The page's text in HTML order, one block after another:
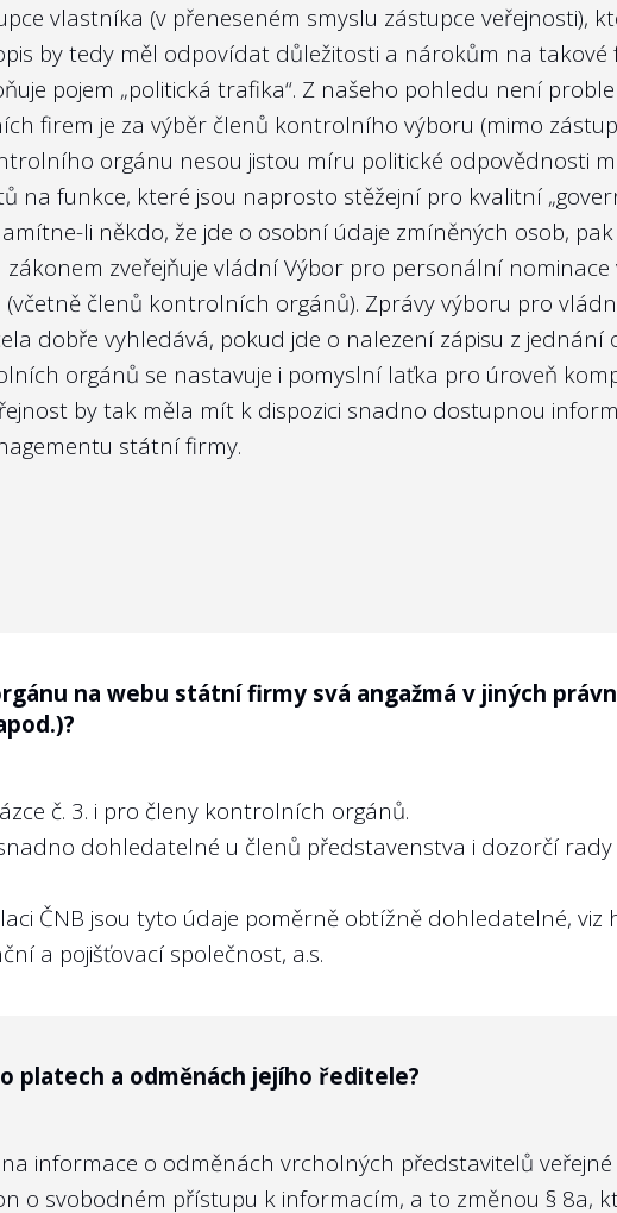
veřejnost působit na politickou reprezentaci, aby
KPI, je zveřejnění dosažených hodnot obranou před
vlastníka (v přeneseném smyslu zástupce veřejnosti),
by tedy měl odpovídat důležitosti a nárokům na takové
pojem „politická trafika“. Z našeho pohledu není
firem je za výběr členů kontrolního výboru (mimo
orgánu nesou jistou míru politické odpovědnosti
na funkce, které jsou naprosto stěžejní pro kvalitní
li někdo, že jde o osobní údaje zmíněných osob,
zveřejňuje vládní Výbor pro personální nominace
členů kontrolních orgánů). Zprávy výboru pro
dobře vyhledává, pokud jde o nalezení zápisu z
orgánů se nastavuje i pomyslní laťka pro úroveň
by tak měla mít k dispozici snadno dostupnou
státní firmy.
na webu státní firmy svá angažmá v jiných
č. 3. i pro členy kontrolních orgánů.
dohledatelné u členů představenstva i dozorčí
ČNB jsou tyto údaje poměrně obtížně dohledatelné, viz
a pojišťovací společnost, a.s.
platech a odměnách jejího ředitele?
informace o odměnách vrcholných představitelů
o svobodném přístupu k informacím, a to změnou§ 8a,